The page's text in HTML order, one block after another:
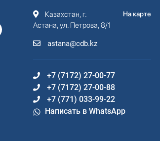
Казахстан, г.
Астана, ул. Петрова, 8/1
astana@cdb.kz
На карте
+7 (7172) 27-00-77
+7 (7172) 27-00-88
+7 (771) 033-99-22
Написать в WhatsApp